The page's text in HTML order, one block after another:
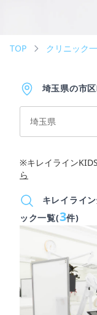
TOP クリニック
埼玉県の市
埼玉県
※キレイライン
ら
キレイライ
ック一覧(3件)